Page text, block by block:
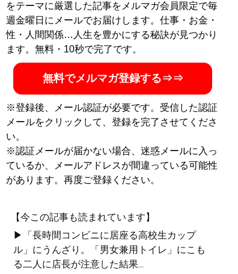
をテーマに厳選した記事をメルマガ会員限定で毎
週金曜日にメールでお届けします。仕事・お金・
性・人間関係…人生を豊かにする秘訣が見つかり
ます。無料・10秒で完了です。
無料でメルマガ登録する⇒⇒
※登録後、メール認証が必要です。受信した認証
メールをクリックして、登録を完了させてくださ
い。
※認証メールが届かない場合、迷惑メールに入っ
ているか、メールアドレスが間違っている可能性
があります。再度ご登録ください。
【今この記事も読まれています】
▶「長時間コンビニに居座る高校生カップ
ル」にうんざり。「男女兼用トイレ」にこも
る二人に店長が注意した結果...